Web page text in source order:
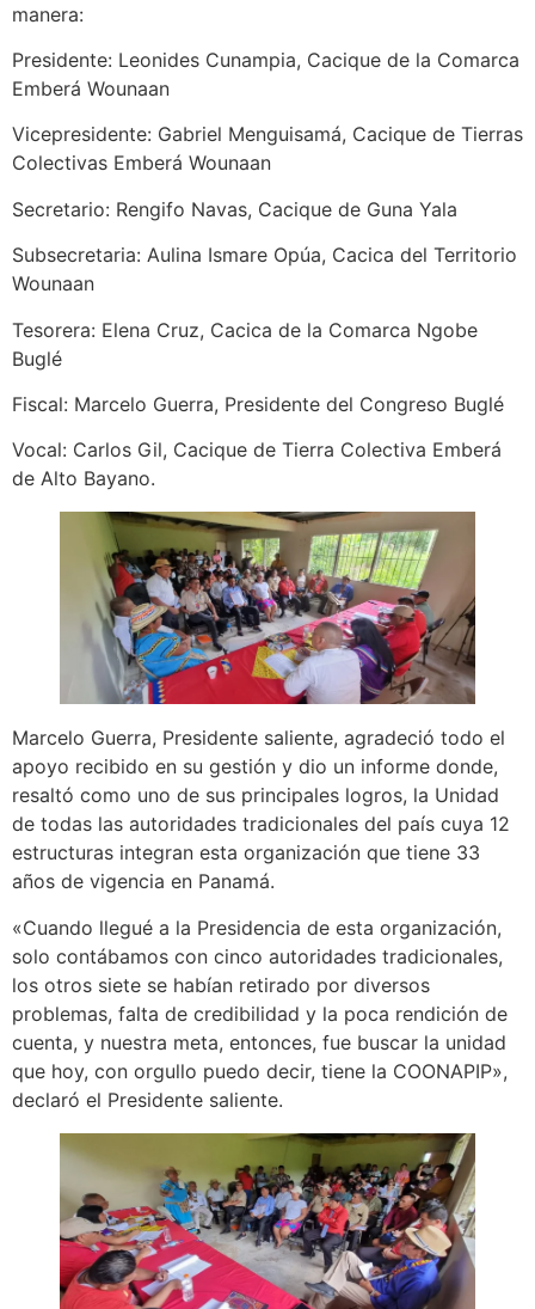
manera:
Presidente: Leonides Cunampia, Cacique de la Comarca
Emberá Wounaan
Vicepresidente: Gabriel Menguisamá, Cacique de Tierras
Colectivas Emberá Wounaan
Secretario: Rengifo Navas, Cacique de Guna Yala
Subsecretaria: Aulina Ismare Opúa, Cacica del Territorio
Wounaan
Tesorera: Elena Cruz, Cacica de la Comarca Ngobe
Buglé
Fiscal: Marcelo Guerra, Presidente del Congreso Buglé
Vocal: Carlos Gil, Cacique de Tierra Colectiva Emberá
de Alto Bayano.
Marcelo Guerra, Presidente saliente, agradeció todo el
apoyo recibido en su gestión y dio un informe donde,
resaltó como uno de sus principales logros, la Unidad
de todas las autoridades tradicionales del país cuya 12
estructuras integran esta organización que tiene 33
años de vigencia en Panamá.
«Cuando llegué a la Presidencia de esta organización,
solo contábamos con cinco autoridades tradicionales,
los otros siete se habían retirado por diversos
problemas, falta de credibilidad y la poca rendición de
cuenta, y nuestra meta, entonces, fue buscar la unidad
que hoy, con orgullo puedo decir, tiene la COONAPIP»,
declaró el Presidente saliente.